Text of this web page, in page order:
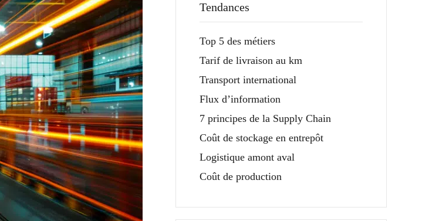
Tendances
Top 5 des métiers
Tarif de livraison au km
Transport international
Flux d’information
7 principes de la Supply Chain
Coût de stockage en entrepôt
Logistique amont aval
Coût de production